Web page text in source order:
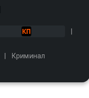
Криминал